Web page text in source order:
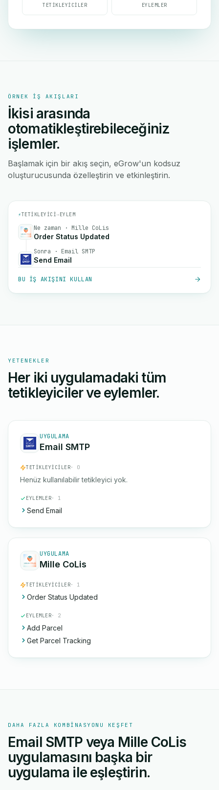
TETIKLEYICILER EYLEMLER
ÖRNEK IŞ AKIŞLARI
İkisi arasında
otomatikleştirebileceğiniz
işlemler.
Başlamak için bir akış seçin, eGrow'un kodsuz
oluşturucusunda özelleştirin ve etkinleştirin.
⚡TETIKLEYICI→EYLEM
Ne zaman · Mille CoLis
Order Status Updated
Sonra · Email SMTP
Send Email
BU IŞ AKIŞINI KULLAN
YETENEKLER
Her iki uygulamadaki tüm
tetikleyiciler ve eylemler.
UYGULAMA
Email SMTP
TETIKLEYICILER· 0
Henüz kullanılabilir tetikleyici yok.
EYLEMLER· 1
Send Email
UYGULAMA
Mille CoLis
TETIKLEYICILER· 1
Order Status Updated
EYLEMLER· 2
Add Parcel
Get Parcel Tracking
DAHA FAZLA KOMBINASYONU KEŞFET
Email SMTP veya Mille CoLis
uygulamasını başka bir
uygulama ile eşleştirin.